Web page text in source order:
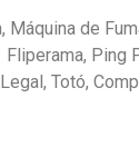
de
Ping
Totó,